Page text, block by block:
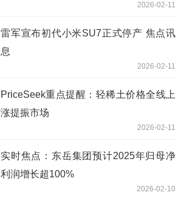
2026-02-11
雷军宣布初代小米SU7正式停产 焦点讯
息
2026-02-11
PriceSeek重点提醒：轻稀土价格全线上
涨提振市场
2026-02-11
实时焦点：东岳集团预计2025年归母净
利润增长超100%
2026-02-10